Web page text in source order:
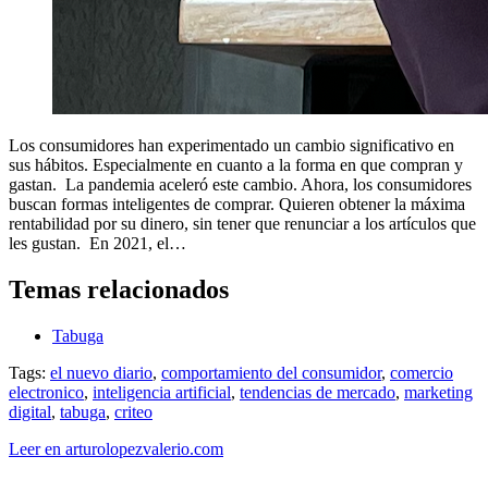
Los consumidores han experimentado un cambio significativo en
sus hábitos. Especialmente en cuanto a la forma en que compran y
gastan. La pandemia aceleró este cambio. Ahora, los consumidores
buscan formas inteligentes de comprar. Quieren obtener la máxima
rentabilidad por su dinero, sin tener que renunciar a los artículos que
les gustan. En 2021, el…
Temas relacionados
Tabuga
Tags: el nuevo diario, comportamiento del consumidor, comercio
electronico, inteligencia artificial, tendencias de mercado, marketing
digital, tabuga, criteo
Leer en arturolopezvalerio.com